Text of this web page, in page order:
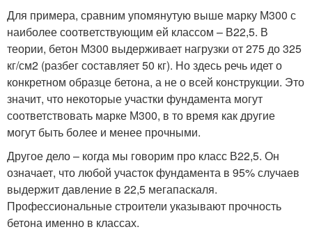
Для примера, сравним упомянутую выше марку М300 с
наиболее соответствующим ей классом – В22,5. В
теории, бетон М300 выдерживает нагрузки от 275 до 325
кг/см2 (разбег составляет 50 кг). Но здесь речь идет о
конкретном образце бетона, а не о всей конструкции. Это
значит, что некоторые участки фундамента могут
соответствовать марке М300, в то время как другие
могут быть более и менее прочными.
Другое дело – когда мы говорим про класс В22,5. Он
означает, что любой участок фундамента в 95% случаев
выдержит давление в 22,5 мегапаскаля.
Профессиональные строители указывают прочность
бетона именно в классах.